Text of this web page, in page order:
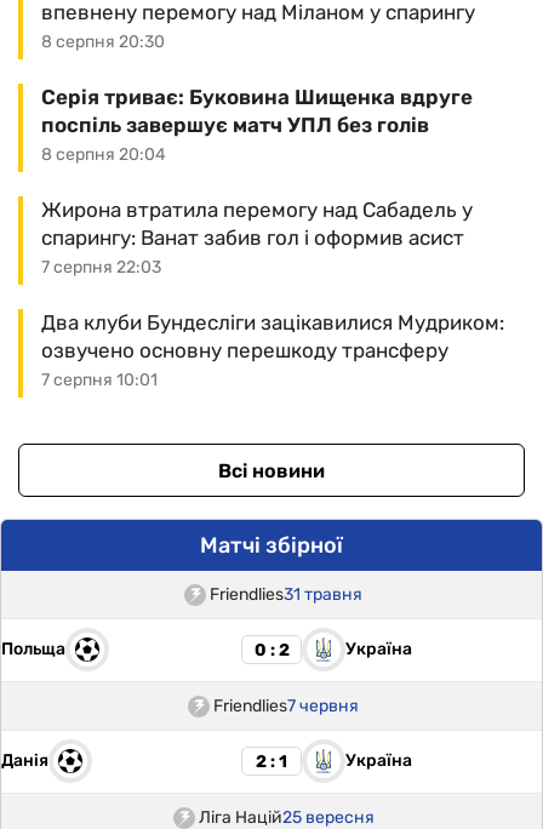
8 серпня 20:30
впевнену перемогу над Міланом у спарингу
8 серпня 20:04
Серія триває: Буковина Шищенка вдруге
поспіль завершує матч УПЛ без голів
7 серпня 22:03
Жирона втратила перемогу над Сабадель у
спарингу: Ванат забив гол і оформив асист
7 серпня 10:01
Два клуби Бундесліги зацікавилися Мудриком:
озвучено основну перешкоду трансферу
Всі новини
Матчі збірної
Friendlies31 травня
Польща 0 : 2 Україна
Friendlies7 червня
Данія 2 : 1 Україна
Ліга Націй25 вересня